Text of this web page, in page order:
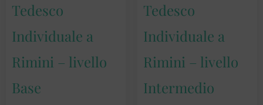
Tedesco
Individuale a
Rimini – livello
Base
Tedesco
Individuale a
Rimini – livello
Intermedio